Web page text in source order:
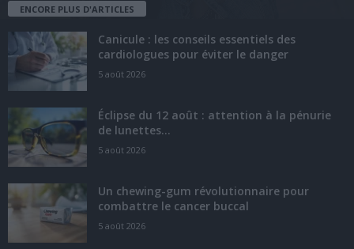
ENCORE PLUS D'ARTICLES
Canicule : les conseils essentiels des
cardiologues pour éviter le danger
5 août 2026
Éclipse du 12 août : attention à la pénurie
de lunettes...
5 août 2026
Un chewing-gum révolutionnaire pour
combattre le cancer buccal
5 août 2026